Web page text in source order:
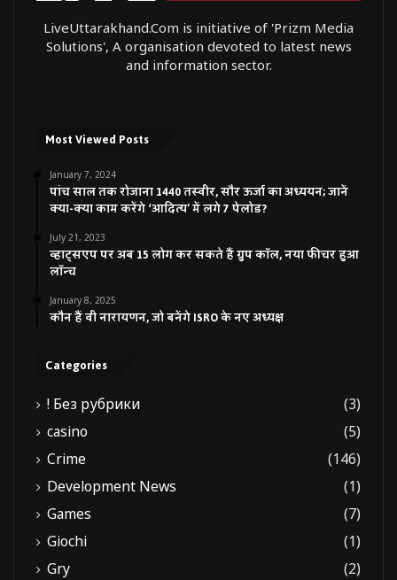
LiveUttarakhand.Com is initiative of 'Prizm Media
Solutions', A organisation devoted to latest news
and information sector.
Most Viewed Posts
January 7, 2024
पांच साल तक रोजाना 1440 तस्वीर, सौर ऊर्जा का अध्ययन; जानें
क्या-क्या काम करेंगे ‘आदित्य’ में लगे 7 पेलोड?
July 21, 2023
व्हाट्सएप पर अब 15 लोग कर सकते हैं ग्रुप कॉल, नया फीचर हुआ
लॉन्च
January 8, 2025
कौन हैं वी नारायणन, जो बनेंगे ISRO के नए अध्यक्ष
Categories
! Без рубрики
(3)
casino
(5)
Crime
(146)
Development News
(1)
Games
(7)
Giochi
(1)
Gry
(2)